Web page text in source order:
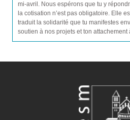
mi-avril. Nous espérons que tu y
la cotisation n’est pas obligatoire. Elle
traduit la solidarité que tu manifestes
soutien à nos projets et ton